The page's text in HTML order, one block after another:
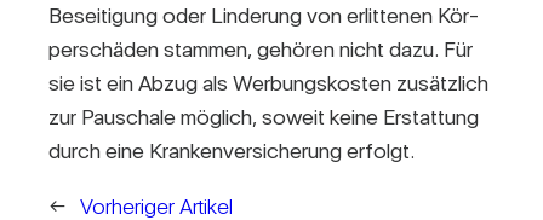
Besei­ti­gung oder Lin­de­rung von erlit­tenen Kör­
per­schäden stammen, gehören nicht dazu. Für
sie ist ein Abzug als Wer­bungs­kosten zusätz­lich
zur Pau­schale mög­lich, soweit keine Erstat­tung
durch eine Kran­ken­ver­si­che­rung erfolgt.
← Vorheriger Artikel